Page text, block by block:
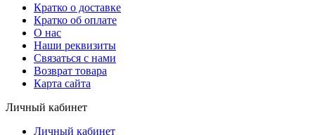
Кратко о доставке
Кратко об оплате
О нас
Наши реквизиты
Связаться с нами
Возврат товара
Карта сайта
Личный кабинет
Личный кабинет